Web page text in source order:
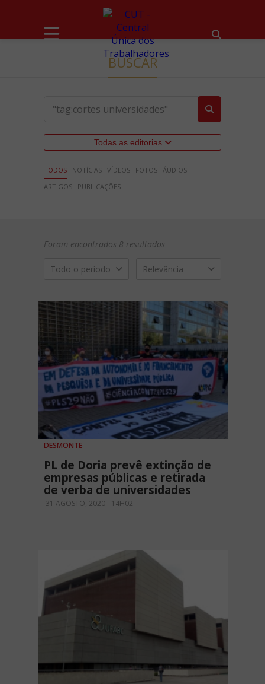
BUSCAR
Todas as editorias
TODOS NOTÍCIAS VÍDEOS FOTOS ÁUDIOS
ARTIGOS
PUBLICAÇÕES
Foram encontrados 8 resultados
Todo o período Relevância
DESMONTE
PL de Doria prevê extinção de
empresas públicas e retirada
de verba de universidades
31 AGOSTO, 2020 - 14H02